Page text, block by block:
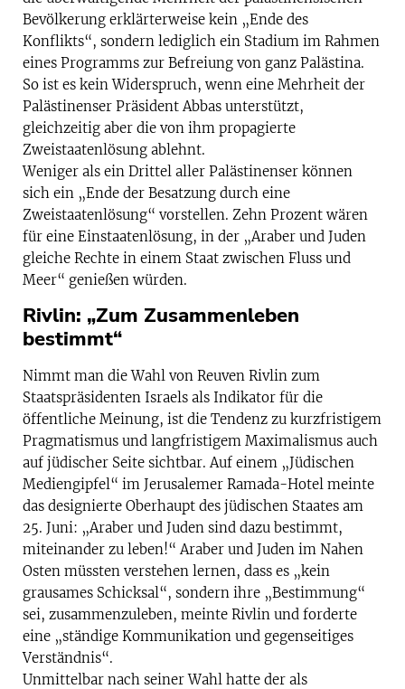
Bevölkerung erklärterweise kein „Ende des
Konflikts“, sondern lediglich ein Stadium im Rahmen
eines Programms zur Befreiung von ganz Palästina.
So ist es kein Widerspruch, wenn eine Mehrheit der
Palästinenser Präsident Abbas unterstützt,
gleichzeitig aber die von ihm propagierte
Zweistaatenlösung ablehnt.
Weniger als ein Drittel aller Palästinenser können
sich ein „Ende der Besatzung durch eine
Zweistaatenlösung“ vorstellen. Zehn Prozent wären
für eine Einstaatenlösung, in der „Araber und Juden
gleiche Rechte in einem Staat zwischen Fluss und
Meer“ genießen würden.
Rivlin: „Zum Zusammenleben
bestimmt“
Nimmt man die Wahl von Reuven Rivlin zum
Staatspräsidenten Israels als Indikator für die
öffentliche Meinung, ist die Tendenz zu kurzfristigem
Pragmatismus und langfristigem Maximalismus auch
auf jüdischer Seite sichtbar. Auf einem „Jüdischen
Mediengipfel“ im Jerusalemer Ramada-Hotel meinte
das designierte Oberhaupt des jüdischen Staates am
25. Juni: „Araber und Juden sind dazu bestimmt,
miteinander zu leben!“ Araber und Juden im Nahen
Osten müssten verstehen lernen, dass es „kein
grausames Schicksal“, sondern ihre „Bestimmung“
sei, zusammenzuleben, meinte Rivlin und forderte
eine „ständige Kommunikation und gegenseitiges
Verständnis“.
Unmittelbar nach seiner Wahl hatte der als